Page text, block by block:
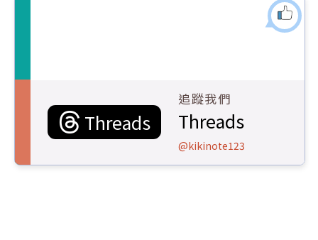
Threads
追蹤我們
Threads
@kikinote123